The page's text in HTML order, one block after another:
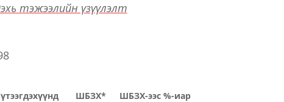
тэжээлийн үзүүлэлт
ШБЗХ* ШБЗХ-ээс %-иар